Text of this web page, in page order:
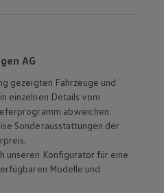
AG
gezeigten Fahrzeuge und
einzelnen Details vom
abweichen.
Sonderausstattungen der
unseren Konfigurator für eine
Modelle und